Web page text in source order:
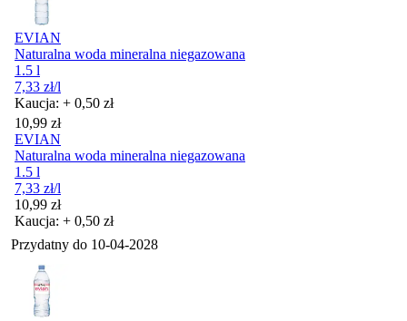
EVIAN
Naturalna woda mineralna niegazowana
1.5 l
7,33 zł/l
Kaucja: + 0,50 zł
Cena
10,99 zł
EVIAN
Naturalna woda mineralna niegazowana
1.5 l
7,33 zł/l
Cena
10,99 zł
Kaucja: + 0,50 zł
Przydatny do 10-04-2028